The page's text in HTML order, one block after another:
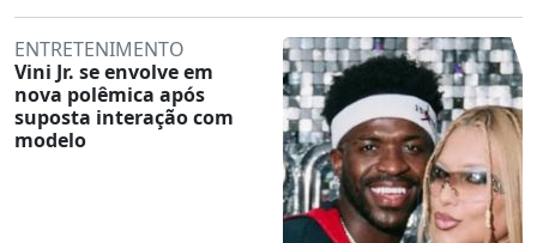
ENTRETENIMENTO
Vini Jr. se envolve em
nova polêmica após
suposta interação com
modelo